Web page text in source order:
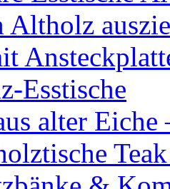
Altholz
Esstische
alter